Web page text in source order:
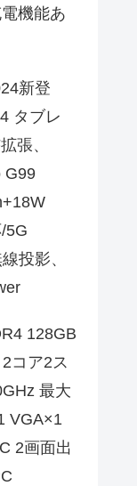
機能あ
新登
タブレ
張、
G99
5G
投影、
128GB
コア2ス
最大
VGA×1
2画面出